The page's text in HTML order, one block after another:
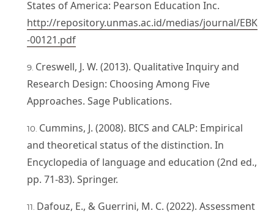
States of America: Pearson Education Inc.
http://repository.unmas.ac.id/medias/journal/EBK
-00121.pdf
Creswell, J. W. (2013). Qualitative Inquiry and
Research Design: Choosing Among Five
Approaches. Sage Publications.
Cummins, J. (2008). BICS and CALP: Empirical
and theoretical status of the distinction. In
Encyclopedia of language and education (2nd ed.,
pp. 71-83). Springer.
Dafouz, E., & Guerrini, M. C. (2022). Assessment